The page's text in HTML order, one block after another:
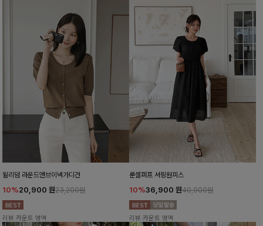
윌리덤 라운드앤브이넥가디건
10%20,900 원23,200원
리뷰 카운트 영역
룬셀퍼프 셔링원피스
10%36,900 원40,900원
리뷰 카운트 영역